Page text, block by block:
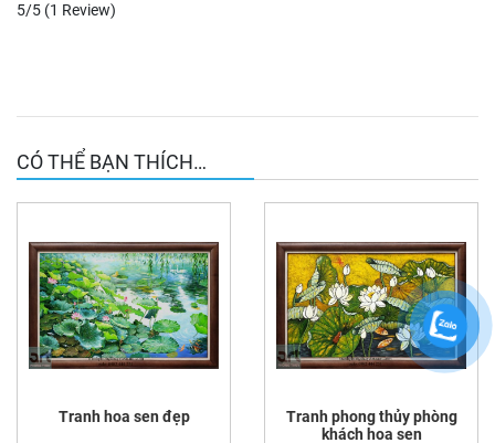
5/5 (1 Review)
CÓ THỂ BẠN THÍCH…
Tranh hoa sen đẹp
Tranh phong thủy phòng
khách hoa sen